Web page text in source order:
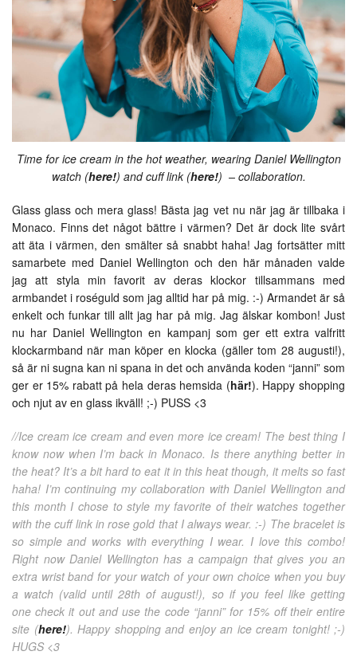
Time for ice cream in the hot weather, wearing Daniel Wellington
watch (here!) and cuff link (here!) – collaboration.
Glass glass och mera glass! Bästa jag vet nu när jag är tillbaka i
Monaco. Finns det något bättre i värmen? Det är dock lite svårt
att äta i värmen, den smälter så snabbt haha! Jag fortsätter mitt
samarbete med Daniel Wellington och den här månaden valde
jag att styla min favorit av deras klockor tillsammans med
armbandet i roséguld som jag alltid har på mig. :-) Armandet är så
enkelt och funkar till allt jag har på mig. Jag älskar kombon! Just
nu har Daniel Wellington en kampanj som ger ett extra valfritt
klockarmband när man köper en klocka (gäller tom 28 augusti!),
så är ni sugna kan ni spana in det och använda koden “janni” som
ger er 15% rabatt på hela deras hemsida (här!). Happy shopping
och njut av en glass ikväll! ;-) PUSS <3
//Ice cream ice cream and even more ice cream! The best thing I
know now when I’m back in Monaco. Is there anything better in
the heat? It’s a bit hard to eat it in this heat though, it melts so fast
haha! I’m continuing my collaboration with Daniel Wellington and
this month I chose to style my favorite of their watches together
with the cuff link in rose gold that I always wear. :-) The bracelet is
so simple and works with everything I wear. I love this combo!
Right now Daniel Wellington has a campaign that gives you an
extra wrist band for your watch of your own choice when you buy
a watch (valid until 28th of august!), so if you feel like getting
one check it out and use the code “janni” for 15% off their entire
site (here!). Happy shopping and enjoy an ice cream tonight! ;-)
HUGS <3